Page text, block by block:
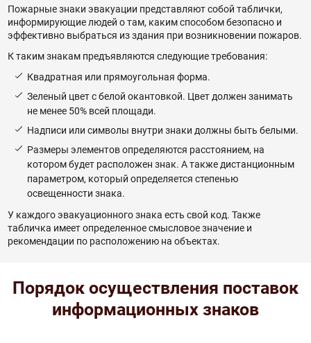
Пожарные знаки эвакуации представляют собой таблички,
информирующие людей о там, каким способом безопасно и
эффективно выбраться из здания при возникновении пожаров.
К таким знакам предъявляются следующие требования:
Квадратная или прямоугольная форма.
Зеленый цвет с белой окантовкой. Цвет должен занимать
не менее 50% всей площади.
Надписи или символы внутри знаки должны быть белыми.
Размеры элементов определяются расстоянием, на
котором будет расположен знак. А также дистанционным
параметром, который определяется степенью
освещенности знака.
У каждого эвакуационного знака есть свой код. Также
табличка имеет определенное смысловое значение и
рекомендации по расположению на объектах.
Порядок осуществления поставок
информационных знаков